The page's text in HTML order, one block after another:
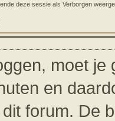
deze sessie als Verborgen
moet
en
forum. De